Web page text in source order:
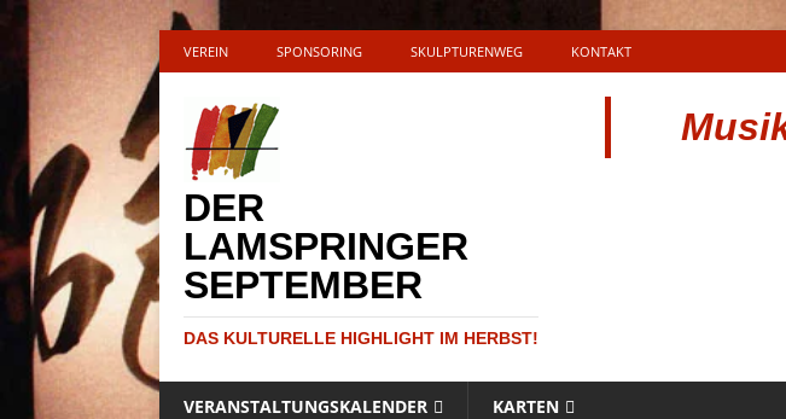
VEREIN SPONSORING SKULPTURENWEG KONTAKT
DER
LAMSPRINGER
SEPTEMBER
DAS KULTURELLE HIGHLIGHT IM HERBST!
VERANSTALTUNGSKALENDER KARTEN